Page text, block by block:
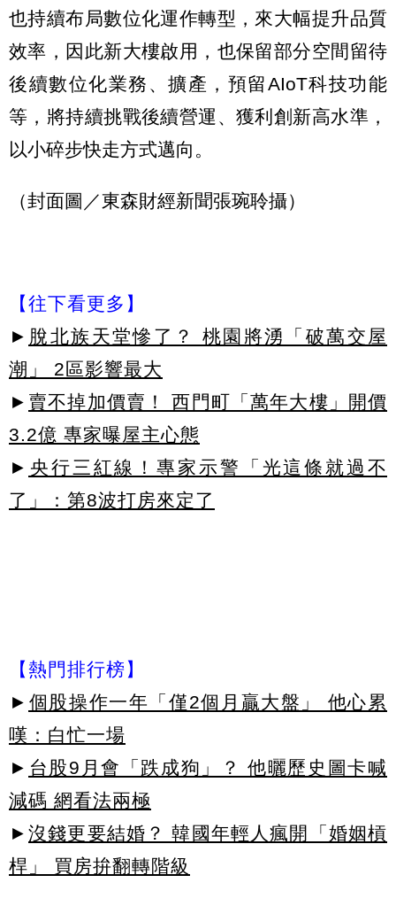
也持續布局數位化運作轉型，來大幅提升品質
效率，因此新大樓啟用，也保留部分空間留待
後續數位化業務、擴產，預留AIoT科技功能
等，將持續挑戰後續營運、獲利創新高水準，
以小碎步快走方式邁向。
（封面圖／東森財經新聞張琬聆攝）
【往下看更多】
► 脫北族天堂慘了？ 桃園將湧「破萬交屋
潮」 2區影響最大
► 賣不掉加價賣！ 西門町「萬年大樓」開價
3.2億 專家曝屋主心態
► 央行三紅線！專家示警「光這條就過不
了」：第8波打房來定了
【熱門排行榜】
► 個股操作一年「僅2個月贏大盤」 他心累
嘆：白忙一場
► 台股9月會「跌成狗」？ 他曬歷史圖卡喊
減碼 網看法兩極
► 沒錢更要結婚？ 韓國年輕人瘋開「婚姻槓
桿」 買房拚翻轉階級